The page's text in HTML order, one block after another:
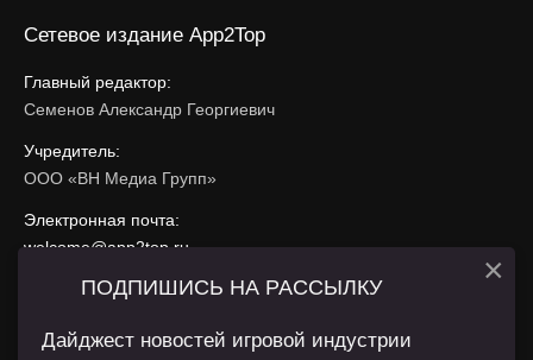
Сетевое издание App2Top
Главный редактор:
Семенов Александр Георгиевич
Учредитель:
ООО «ВН Медиа Групп»
Электронная почта:
welcome@app2top.ru
При использовании материалов активная ссылка на
ПОДПИШИСЬ НА РАССЫЛКУ
Дайджест новостей игровой индустрии
×